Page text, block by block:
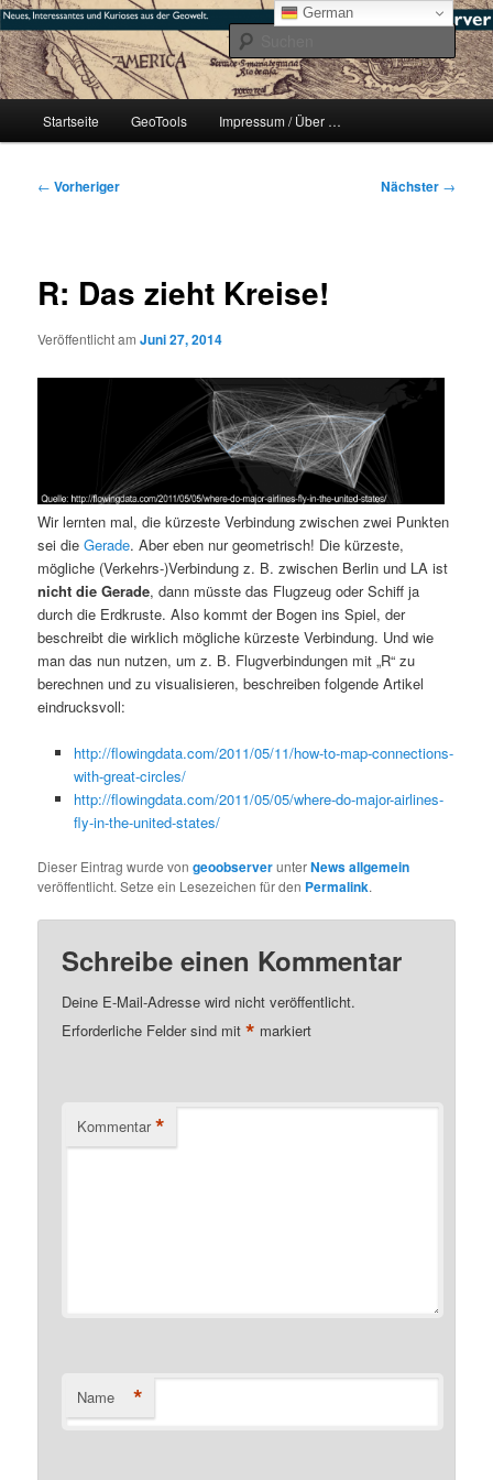
Zum
primären
Inhalt
springen#geoObserver
mikeE's GeoBlog
Startseite GeoTools Impressum / Über …
Beitragsnavigation
← Vorheriger Nächster →
R: Das zieht Kreise!
Veröffentlicht amJuni 27, 2014
Wir lernten mal, die kürzeste Verbindung zwischen zwei Punkten
sei dieGerade. Aber eben nur geometrisch! Die kürzeste,
mögliche (Verkehrs-)Verbindung z. B. zwischen Berlin und LA ist
nicht die Gerade, dann müsste das Flugzeug oder Schiff ja
durch die Erdkruste. Also kommt der Bogen ins Spiel, der
beschreibt die wirklich mögliche kürzeste Verbindung. Und wie
man das nun nutzen, um z. B. Flugverbindungen mit „R“ zu
berechnen und zu visualisieren, beschreiben folgende Artikel
eindrucksvoll:
http://flowingdata.com/2011/05/11/how-to-map-connections-
with-great-circles/
http://flowingdata.com/2011/05/05/where-do-major-airlines-
fly-in-the-united-states/
Dieser Eintrag wurde vongeoobserverunterNews allgemein
veröffentlicht. Setze ein Lesezeichen für den Permalink.
Schreibe einen Kommentar
Deine E-Mail-Adresse wird nicht veröffentlicht.
Erforderliche Felder sind mit* markiert
Kommentar *
Name *
German